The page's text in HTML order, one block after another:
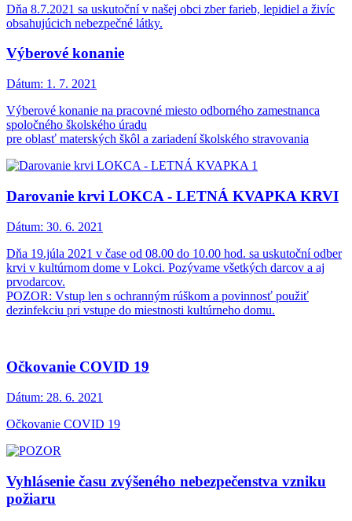
Dňa 8.7.2021 sa uskutoční v našej obci zber farieb, lepidiel a živíc
obsahujúcich nebezpečné látky.
Výberové konanie
Dátum: 1. 7. 2021
Výberové konanie na pracovné miesto odborného zamestnanca
spoločného školského úradu
pre oblasť materských škôl a zariadení školského stravovania
Darovanie krvi LOKCA - LETNÁ KVAPKA KRVI
Dátum: 30. 6. 2021
Dňa 19.júla 2021 v čase od 08.00 do 10.00 hod. sa uskutoční odber
krvi v kultúrnom dome v Lokci. Pozývame všetkých darcov a aj
prvodarcov.
POZOR: Vstup len s ochranným rúškom a povinnosť použiť
dezinfekciu pri vstupe do miestnosti kultúrneho domu.
Očkovanie COVID 19
Dátum: 28. 6. 2021
Očkovanie COVID 19
Vyhlásenie času zvýšeného nebezpečenstva vzniku
požiaru